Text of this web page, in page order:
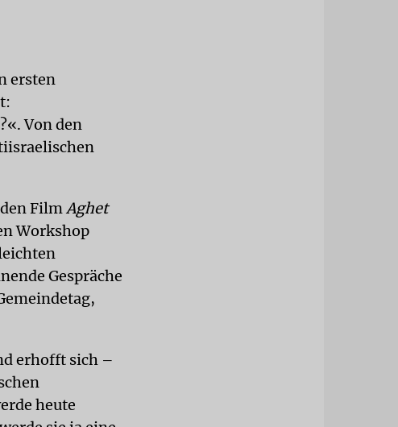
ersten
Von den
FilmAghet
Workshop
Gespräche
erhofft sich –
heute